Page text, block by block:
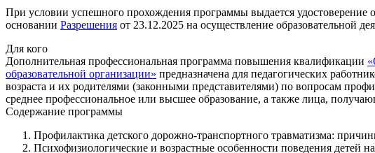
При условии успешного прохождения программы выдается
основании Разрешения от 23.12.2025 на осуществление образовательной
Для кого
Дополнительная профессиональная программа повышения квалификации
образовательной организации» предназначена для педагогических
возраста и их родителями (законными представителями) по вопросам
среднее профессиональное или высшее образование, а также лица,
Содержание программы
Профилактика детского дорожно‑транспортного травматизма:
Психофизиологические и возрастные особенности поведения детей